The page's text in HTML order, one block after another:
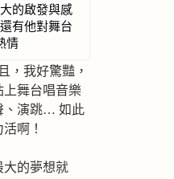
的啟發與感
有他對舞台
情
，我好驚豔，
上舞台唱音樂
、演跳… 如此
啊！
的夢想就